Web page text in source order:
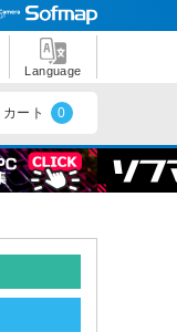
Language
カート 0